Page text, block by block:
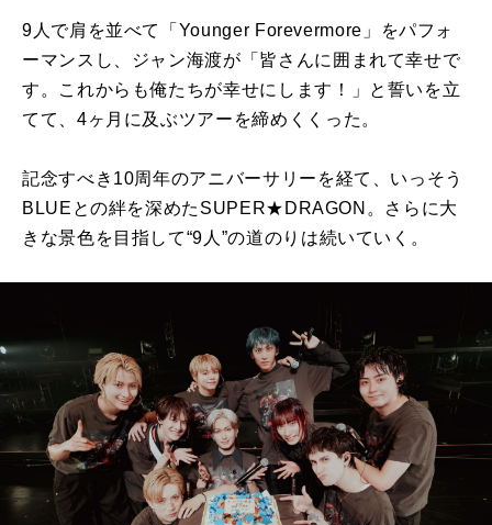
9人で肩を並べて「Younger Forevermore」をパフォ
ーマンスし、ジャン海渡が「皆さんに囲まれて幸せで
す。これからも俺たちが幸せにします！」と誓いを立
てて、4ヶ月に及ぶツアーを締めくくった。
記念すべき10周年のアニバーサリーを経て、いっそう
BLUEとの絆を深めたSUPER★DRAGON。さらに大
きな景色を目指して“9人”の道のりは続いていく。